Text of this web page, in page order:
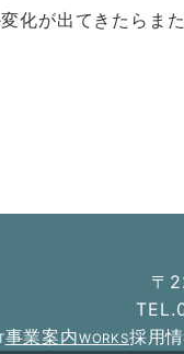
化が出てきたらま
〒
事業案内WORKS採用